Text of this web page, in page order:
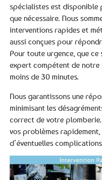
spécialistes est disponible
que nécessaire. Nous
interventions rapides et
aussi conçues pour
Pour toute urgence, que
expert compétent de notre
moins de 30 minutes.
Nous garantissons une
minimisant les
correct de votre
vos problèmes
d’éventuelles